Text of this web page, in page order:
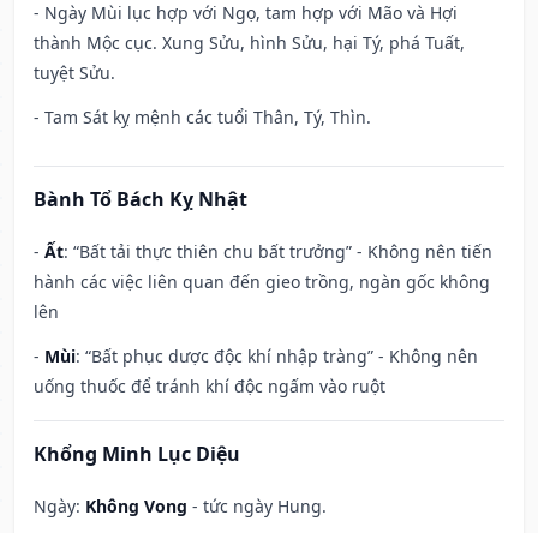
- Ngày Mùi lục hợp với Ngọ, tam hợp với Mão và Hợi
thành Mộc cục. Xung Sửu, hình Sửu, hại Tý, phá Tuất,
tuyệt Sửu.
- Tam Sát kỵ mệnh các tuổi Thân, Tý, Thìn.
Bành Tổ Bách Kỵ Nhật
- Ất: “Bất tải thực thiên chu bất trưởng” - Không nên tiến
hành các việc liên quan đến gieo trồng, ngàn gốc không
lên
- Mùi: “Bất phục dược độc khí nhập tràng” - Không nên
uống thuốc để tránh khí độc ngấm vào ruột
Khổng Minh Lục Diệu
Ngày: Không Vong - tức ngày Hung.